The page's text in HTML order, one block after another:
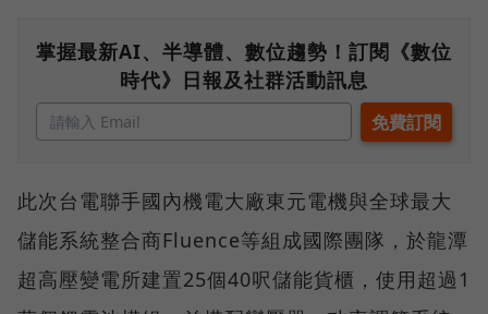
掌握最新AI、半導體、數位趨勢！訂閱《數位
時代》日報及社群活動訊息
此次台電聯手國內機電大廠東元電機與全球最大
儲能系統整合商Fluence等組成國際團隊，於龍潭
超高壓變電所建置25個40呎儲能貨櫃，使用超過1